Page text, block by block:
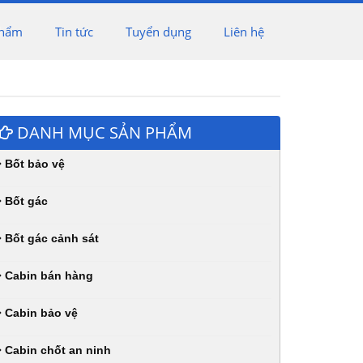
Tin tức Tuyển dụng Liên hệ
DANH MỤC SẢN PHẨM
Bốt bảo vệ
Bốt gác
Bốt gác cảnh sát
Cabin bán hàng
Cabin bảo vệ
Cabin chốt an ninh